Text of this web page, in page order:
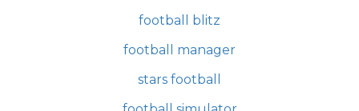
football blitz
football manager
stars football